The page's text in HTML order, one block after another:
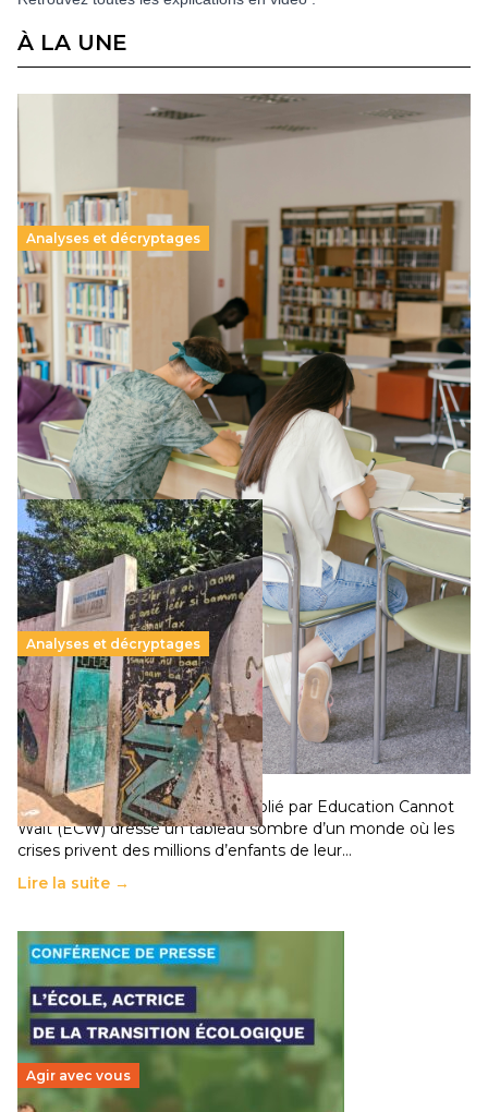
À LA UNE
Analyses et décryptages
Supérieur privé : une dérive qui met à mal la
promesse républicaine
11 juillet 2026-
Le projet de loi sur la régulation de l’enseignement
supérieur privé met en lumière l’amplification d’un système
qui relègue l’acte pédagogique au superfétatoire, voire à…
Lire la suite →
Analyses et décryptages
258 millions d’enfants victimes de la guerre, des
chocs climatiques et des déplacements de
population
11 juillet 2026- National
Un nouveau rapport mondial publié par Education Cannot
Wait (ECW) dresse un tableau sombre d’un monde où les
crises privent des millions d’enfants de leur…
Lire la suite →
Agir avec vous